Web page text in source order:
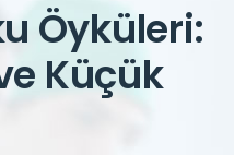
Öyküleri:
Küçük